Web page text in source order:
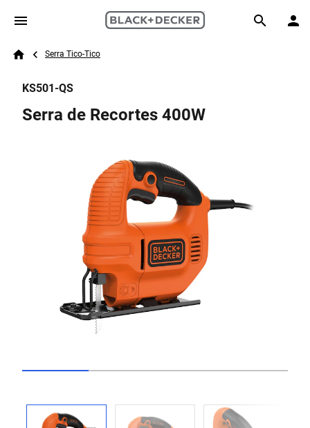
Skip to main content
Search
Breadcrumb
Serra Tico-Tico
Previous
KS501-QS
Serra de Recortes 400W